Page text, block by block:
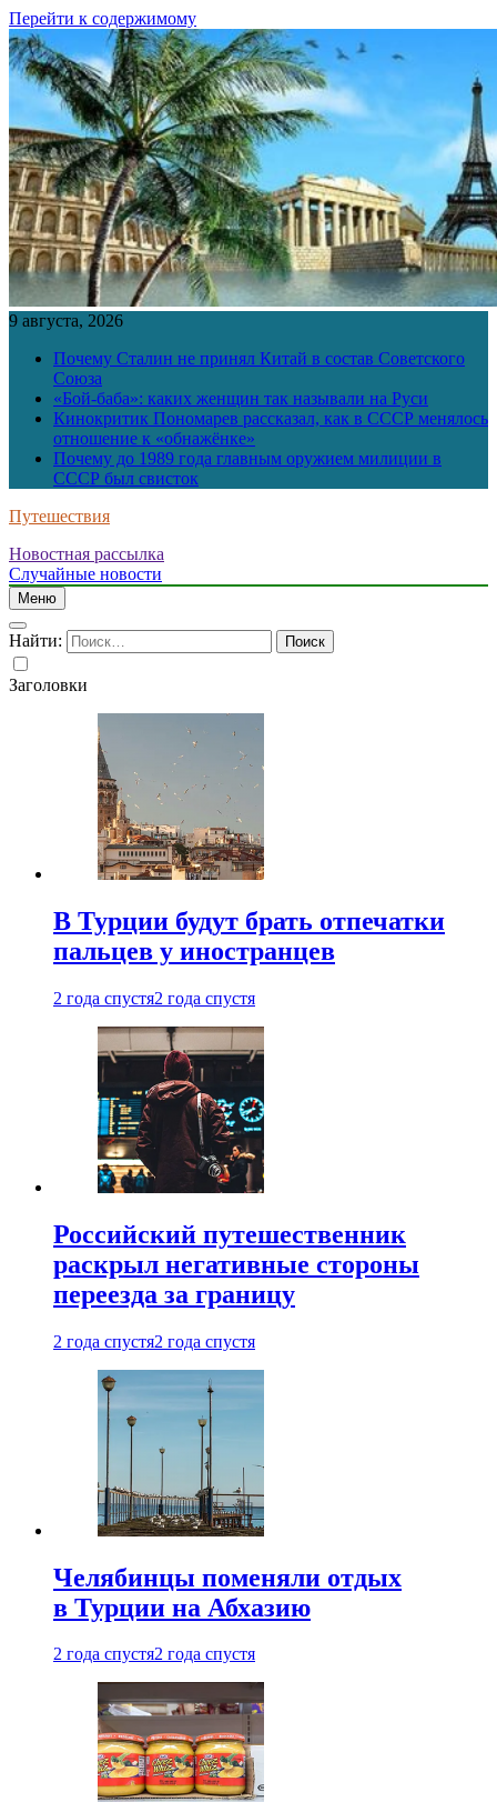
Перейти к содержимому
9 августа, 2026
Почему Сталин не принял Китай в состав Советского
Союза
«Бой-баба»: каких женщин так называли на Руси
Кинокритик Пономарев рассказал, как в СССР менялось
отношение к «обнажёнке»
Почему до 1989 года главным оружием милиции в
СССР был свисток
Путешествия
Новостная рассылка
Случайные новости
Меню
Найти:
Заголовки
В Турции будут брать отпечатки
пальцев у иностранцев
2 года спустя2 года спустя
Российский путешественник
раскрыл негативные стороны
переезда за границу
2 года спустя2 года спустя
Челябинцы поменяли отдых
в Турции на Абхазию
2 года спустя2 года спустя